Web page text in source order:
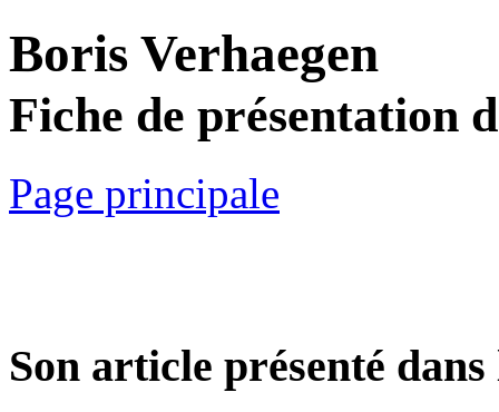
Boris Verhaegen
Fiche de présentation
Page principale
Son article présenté